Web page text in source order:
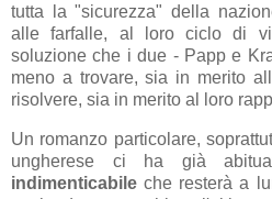
tutta la "sicurezza" della
alle farfalle, al loro ciclo di
soluzione che i due - Papp e
meno a trovare, sia in merito
risolvere, sia in merito al loro
Un romanzo particolare,
ungherese ci ha già
indimenticabile che resterà a